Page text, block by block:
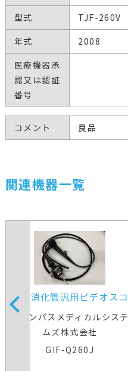
型式
TJF-260V
年式
2008
医療機器承
認又は認証
番号
コメント 良品
関連機器一覧
上部消化管汎用ビデオスコ
ープ
オリンパスメディカルシステ
ムズ株式会社
GIF-Q260J